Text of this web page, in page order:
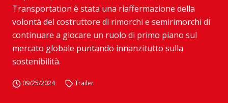
Transportation è stata una riaffermazione della
volontà del costruttore di rimorchi e semirimorchi di
continuare a giocare un ruolo di primo piano sul
mercato globale puntando innanzitutto sulla
sostenibilità.
09/25/2024 Trailer